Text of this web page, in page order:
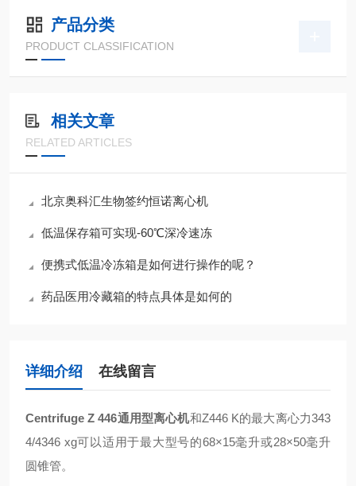
产品分类
PRODUCT CLASSIFICATION
相关文章
RELATED ARTICLES
北京奥科汇生物签约恒诺离心机
低温保存箱可实现-60℃深冷速冻
便携式低温冷冻箱是如何进行操作的呢？
药品医用冷藏箱的特点具体是如何的
详细介绍 在线留言
Centrifuge Z 446通用型离心机和Z446 K的最大离心力343
4/4346 xg可以适用于最大型号的68×15毫升或28×50毫升
圆锥管。